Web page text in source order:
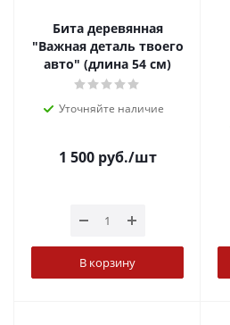
Бита деревянная
"Важная деталь твоего
авто" (длина 54 см)
Уточняйте наличие
1 500руб./шт
В корзину